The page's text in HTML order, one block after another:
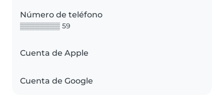
Número de teléfono
▒▒▒▒▒▒▒▒ 59
Cuenta de Apple
Cuenta de Google